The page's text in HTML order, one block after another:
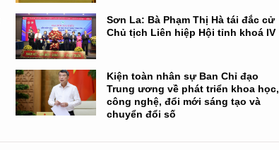
Sơn La: Bà Phạm Thị Hà tái đắc cử
Chủ tịch Liên hiệp Hội tỉnh khoá IV
Kiện toàn nhân sự Ban Chỉ đạo
Trung ương về phát triển khoa học,
công nghệ, đổi mới sáng tạo và
chuyển đổi số